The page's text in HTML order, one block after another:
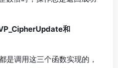
和
调用这三个函数实现的，